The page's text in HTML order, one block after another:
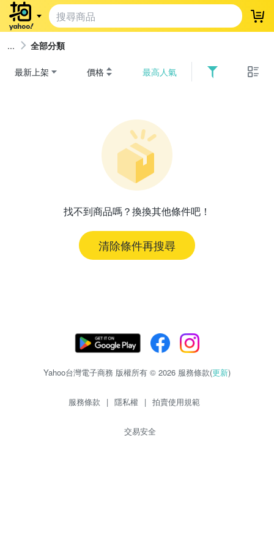
登
全部分類
最新上架 價格 最高人氣
找不到商品嗎？換換其他條件吧！
清除條件再搜尋
Yahoo台灣電子商務 版權所有 © 2026 服務條款(更新)
服務條款 | 隱私權 | 拍賣使用規範
交易安全